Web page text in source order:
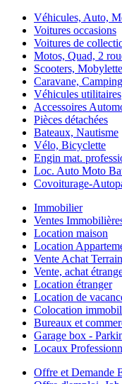
Véhicules, Auto,
Voitures occasions
Voitures de
Motos, Quad, 2
Scooters,
Caravane,
Véhicules utilitaires
Accessoires
Pièces détachées
Bateaux, Nautisme
Vélo, Bicyclette
Engin mat.
Loc. Auto Moto
Covoiturage-
Immobilier
Ventes
Location maison
Location
Vente Achat Terrain
Vente, achat
Location étranger
Location de
Colocation
Bureaux et
Garage box -
Locaux
Offre et Demande